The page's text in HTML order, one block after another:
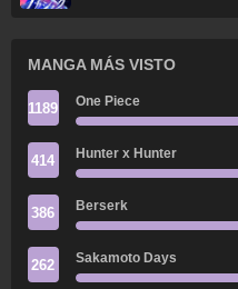
MANGA MÁS VISTO
1189 One Piece
414 Hunter x Hunter
386 Berserk
262 Sakamoto Days